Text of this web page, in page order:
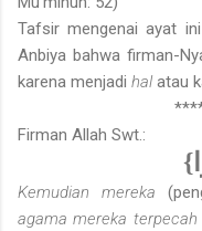
Tafsir mengenai ayat
Anbiya bahwa firman-
karena menjadi halatau
Firman Allah Swt.:
Kemudian mereka
agama mereka terpecah